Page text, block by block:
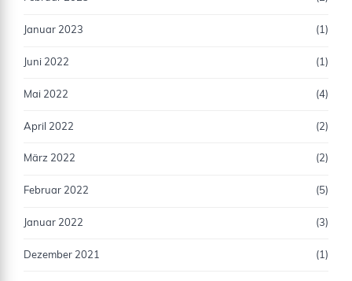
Januar 2023 (1)
Juni 2022 (1)
Mai 2022 (4)
April 2022 (2)
März 2022 (2)
Februar 2022 (5)
Januar 2022 (3)
Dezember 2021 (1)